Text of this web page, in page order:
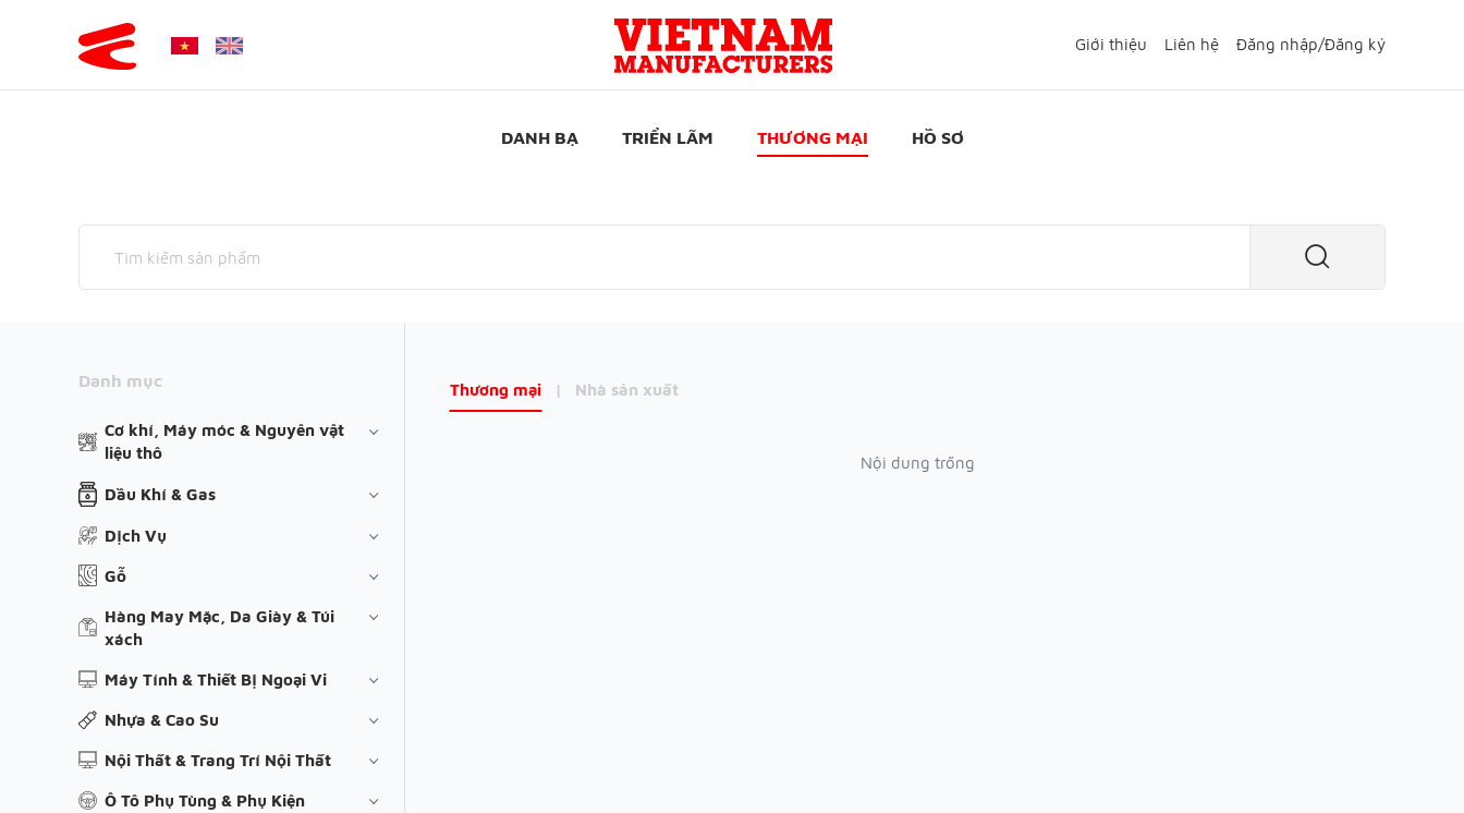
Giới thiệu Liên hệ Đăng nhập/Đăng ký
DANH BẠ TRIỂN LÃM THƯƠNG MẠI HỒ SƠ
Danh mục
Cơ khí, Máy móc & Nguyên vật
liệu thô
Dầu Khí & Gas
Dịch Vụ
Gỗ
Hàng May Mặc, Da Giày & Túi
xách
Máy Tính & Thiết Bị Ngoại Vi
Nhựa & Cao Su
Nội Thất & Trang Trí Nội Thất
Ô Tô Phụ Tùng & Phụ Kiện
Thương mại | Nhà sản xuất
Nội dung trống